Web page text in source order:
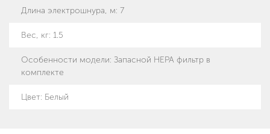
Длина электрошнура, м: 7
Вес, кг: 1.5
Особенности модели: Запасной НЕРА фильтр в
комплекте
Цвет: Белый